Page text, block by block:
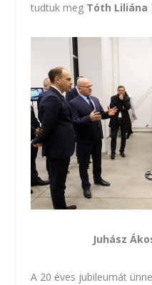
tudtuk meg Tóth Liliána
Juhász
A 20 éves jubileumát